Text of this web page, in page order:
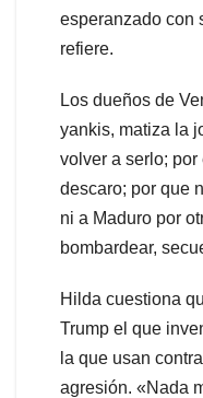
esperanzado con
refiere.
Los dueños de
yankis, matiza la
volver a serlo;
descaro; por que
ni a Maduro por
bombardear,
Hilda cuestiona
Trump el que
la que usan
agresión. «Nada